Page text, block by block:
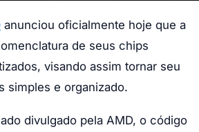
anunciou oficialmente hoje que a
de seus chips
visando assim tornar seu
simples e organizado.
divulgado pela AMD, o código